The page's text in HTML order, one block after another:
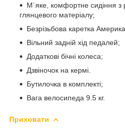
М`яке, комфортне сидіння з
глянцевого матеріалу;
Безрізьбова каретка
Вільний задній хід педалей;
Додаткові бічні колеса;
Дзвіночок на кермі.
Бутилочка в комплекті;
Вага велосипеда 9.5 кг.
Приховати